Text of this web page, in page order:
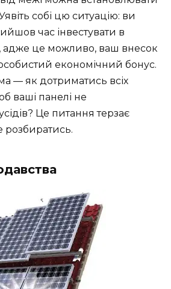
собі цю ситуацію: ви
час інвестувати в
адже це можливо, ваш внесок
економічний бонус.
— як дотриматись всіх
ваші панелі не
Це питання терзає
розбиратись.